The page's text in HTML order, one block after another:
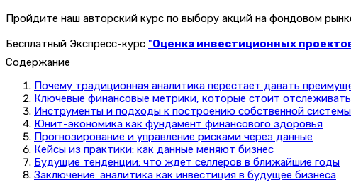
Пройдите наш авторский курс по выбору акций на фондовом
Бесплатный Экспресс-курс "Оценка инвестиционных
Содержание
Почему традиционная аналитика перестает давать
Ключевые финансовые метрики, которые стоит
Инструменты и подходы к построению собственной
Юнит-экономика как фундамент финансового здоровья
Прогнозирование и управление рисками через данные
Кейсы из практики: как данные меняют бизнес
Будущие тенденции: что ждет селлеров в ближайшие годы
Заключение: аналитика как инвестиция в будущее бизнеса